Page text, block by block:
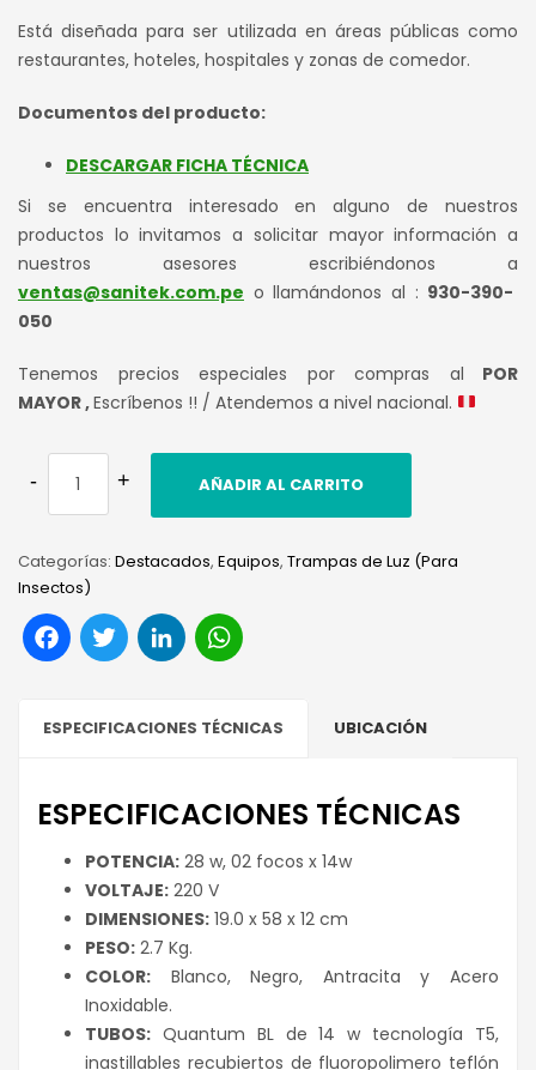
Está diseñada para ser utilizada en áreas públicas como
restaurantes, hoteles, hospitales y zonas de comedor.
Documentos del producto:
DESCARGAR FICHA TÉCNICA
Si se encuentra interesado en alguno de nuestros
productos lo invitamos a solicitar mayor información a
nuestros asesores escribiéndonos a
ventas@sanitek.com.pe o llamándonos al : 930-390-
050
Tenemos precios especiales por compras al POR
MAYOR ,Escríbenos !! / Atendemos a nivel nacional.
AÑADIR AL CARRITO
Categorías: Destacados, Equipos, Trampas de Luz (Para
Insectos)
Facebook
TwitterLinkedIn
ESPECIFICACIONES TÉCNICAS UBICACIÓN
ESPECIFICACIONES TÉCNICAS
POTENCIA: 28 w, 02 focos x 14w
VOLTAJE: 220 V
DIMENSIONES: 19.0 x 58 x 12 cm
PESO: 2.7 Kg.
COLOR: Blanco, Negro, Antracita y Acero
Inoxidable.
TUBOS: Quantum BL de 14 w tecnología T5,
inastillables recubiertos de fluoropolimero teflón